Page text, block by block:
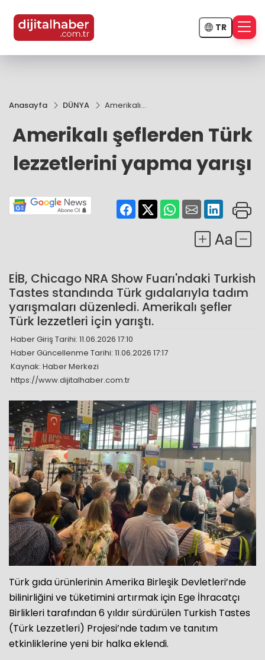
TR
Anasayfa DÜNYA
Amerikalı
Türk
lezzetlerini
yapma
yarışı
Amerikalı şeflerden Türk
lezzetlerini yapma yarışı
EİB, Chicago NRA Show Fuarı'ndaki Turkish
Tastes standında Türk gıdalarıyla tadım
yarışmaları düzenledi. Amerikalı şefler
Türk lezzetleri için yarıştı.
Haber Giriş Tarihi: 11.06.2026 17:10
Haber Güncellenme Tarihi: 11.06.2026 17:17
Kaynak: Haber Merkezi
https://www.dijitalhaber.com.tr
Türk gıda ürünlerinin Amerika Birleşik Devletleri’nde
bilinirliğini ve tüketimini artırmak için Ege İhracatçı
Birlikleri tarafından 6 yıldır sürdürülen Turkish Tastes
(Türk Lezzetleri) Projesi’nde tadım ve tanıtım
etkinliklerine yeni bir halka eklendi.